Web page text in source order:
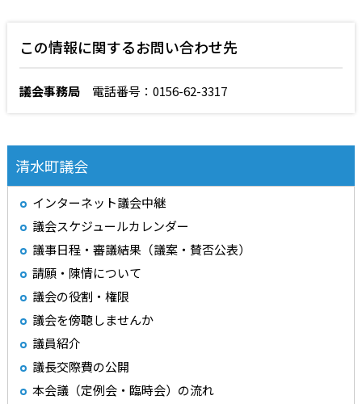
清水町議会
インターネット議会中継
議会スケジュールカレンダー
議事日程・審議結果（議案・賛否公表）
請願・陳情について
議会の役割・権限
議会を傍聴しませんか
議員紹介
議長交際費の公開
本会議（定例会・臨時会）の流れ
この情報に関するお問い合わせ先
議会事務局電話番号：0156-62-3317